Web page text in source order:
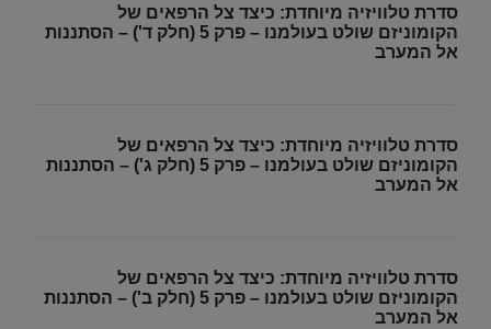
סדרת טלוויזיה מיוחדת: כיצד צל הרפאים של
הקומוניזם שולט בעולמנו – פרק 5 (חלק ד') – הסתננות
אל המערב
סדרת טלוויזיה מיוחדת: כיצד צל הרפאים של
הקומוניזם שולט בעולמנו – פרק 5 (חלק ג') – הסתננות
אל המערב
סדרת טלוויזיה מיוחדת: כיצד צל הרפאים של
הקומוניזם שולט בעולמנו – פרק 5 (חלק ב') – הסתננות
אל המערב